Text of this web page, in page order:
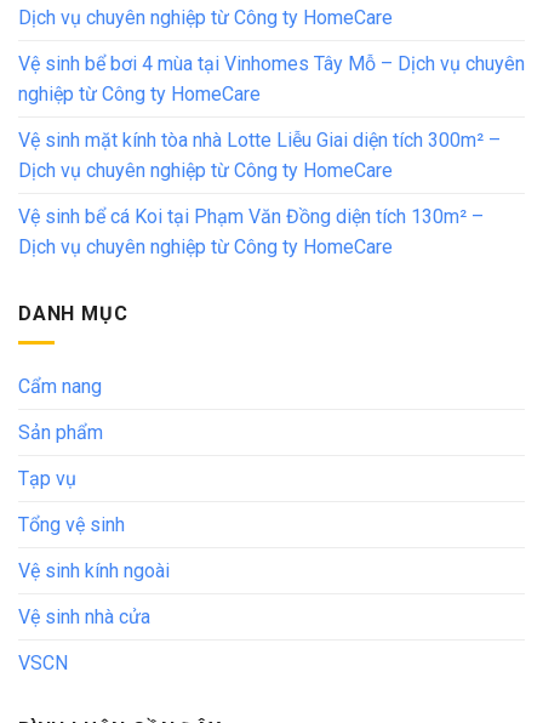
Dịch vụ chuyên nghiệp từ Công ty HomeCare
Vệ sinh bể bơi 4 mùa tại Vinhomes Tây Mỗ – Dịch vụ chuyên
nghiệp từ Công ty HomeCare
Vệ sinh mặt kính tòa nhà Lotte Liễu Giai diện tích 300m² –
Dịch vụ chuyên nghiệp từ Công ty HomeCare
Vệ sinh bể cá Koi tại Phạm Văn Đồng diện tích 130m² –
Dịch vụ chuyên nghiệp từ Công ty HomeCare
DANH MỤC
Cẩm nang
Sản phẩm
Tạp vụ
Tổng vệ sinh
Vệ sinh kính ngoài
Vệ sinh nhà cửa
VSCN